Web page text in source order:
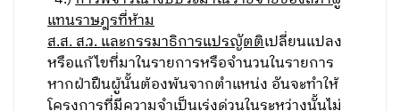
แทนราษฎรที่ห้าม
ส.ส. ส.ว. และกรรมาธิการแปรญัตติเปลี่ยนแปลง
หรือแก้ไขที่มาในรายการหรือจำนวนในรายการ
หากฝ่าฝืนผู้นั้นต้องพ้นจากตำแหน่ง อันจะทำให้
โครงการที่มีความจำเป็นเร่งด่วนในระหว่างนั้นไม่